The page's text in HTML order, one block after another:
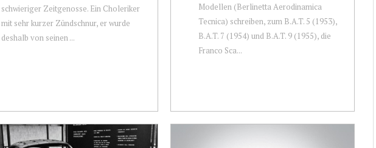
schwieriger Zeitgenosse. Ein Choleriker
mit sehr kurzer Zündschnur, er wurde
deshalb von seinen ...
Modellen (Berlinetta Aerodinamica
Tecnica) schreiben, zum B.A.T. 5 (1953),
B.A.T. 7 (1954) und B.A.T. 9 (1955), die
Franco Sca...